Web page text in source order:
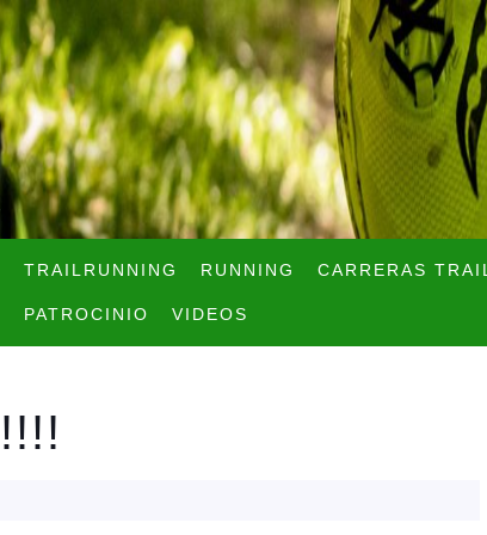
TRAILRUNNING RUNNING CARRERAS TRAIL
PATROCINIO VIDEOS